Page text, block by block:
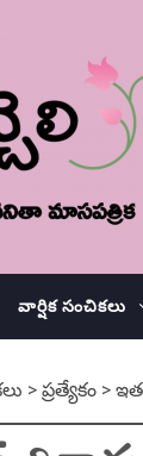
వార్షిక సంచికలు
> ప్రత్యేకం >